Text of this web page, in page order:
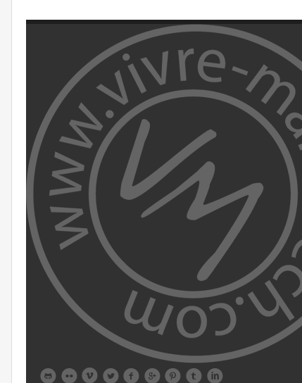
        